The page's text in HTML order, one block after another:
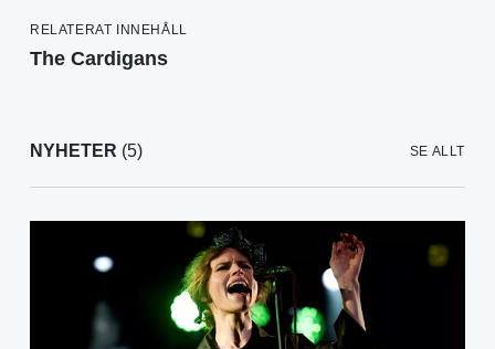
RELATERAT INNEHÅLL
The Cardigans
NYHETER (5) SE ALLT